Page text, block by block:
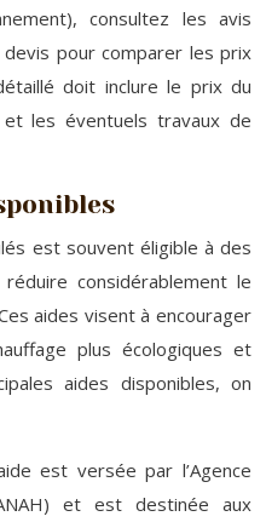
consultez les avis
pour comparer les prix
doit inclure le prix du
et les éventuels travaux de
est souvent éligible à des
considérablement le
aides visent à encourager
plus écologiques et
aides disponibles, on
est versée par l’Agence
et est destinée aux